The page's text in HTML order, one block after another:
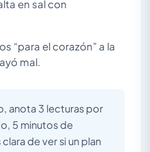
en sal con
“para el corazón” a la
mal.
anota 3 lecturas por
5 minutos de
de ver si un plan